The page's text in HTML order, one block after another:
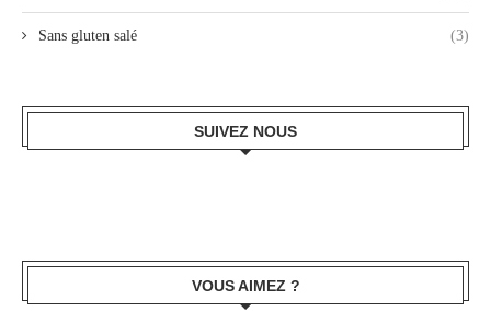
Sans gluten salé (3)
SUIVEZ NOUS
VOUS AIMEZ ?